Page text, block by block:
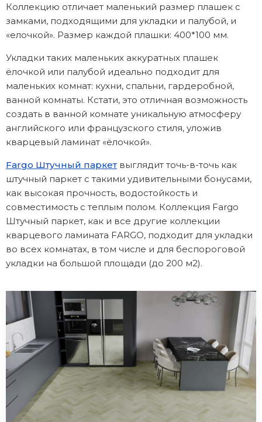
Коллекцию отличает маленький размер плашек с
замками, подходящими для укладки и палубой, и
«елочкой». Размер каждой плашки: 400*100 мм.
Укладки таких маленьких аккуратных плашек
ёлочкой или палубой идеально подходит для
маленьких комнат: кухни, спальни, гардеробной,
ванной комнаты. Кстати, это отличная возможность
создать в ванной комнате уникальную атмосферу
английского или французского стиля, уложив
кварцевый ламинат «ёлочкой».
Fargo Штучный паркет выглядит точь-в-точь как
штучный паркет с такими удивительными бонусами,
как высокая прочность, водостойкость и
совместимость с теплым полом. Коллекция Fargo
Штучный паркет, как и все другие коллекции
кварцевого ламината FARGO, подходит для укладки
во всех комнатах, в том числе и для беспороговой
укладки на большой площади (до 200 м2).